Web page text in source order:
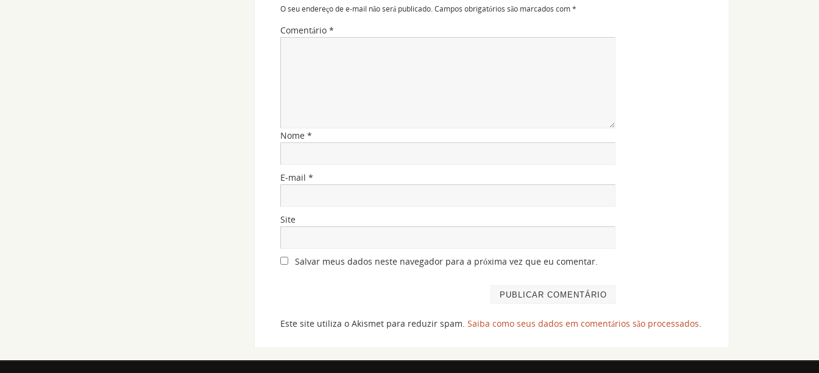
O seu endereço de e-mail não será publicado. Campos obrigatórios são marcados com*
Comentário *
Nome *
E-mail *
Site
Salvar meus dados neste navegador para a próxima vez que eu comentar.
Este site utiliza o Akismet para reduzir spam. Saiba como seus dados em comentários são processados.